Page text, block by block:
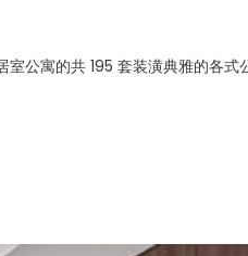
公寓的共 195 套装潢典雅的各式